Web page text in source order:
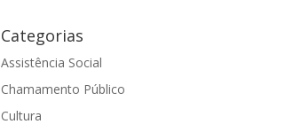
Categorias
Assistência Social
Chamamento Público
Cultura